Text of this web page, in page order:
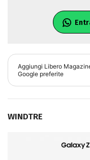
Aggiungi Libero
Google preferite
WINDTRE